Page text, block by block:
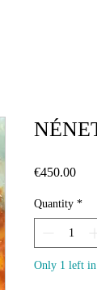
€450.00Price
Quantity *
Only 1 left in